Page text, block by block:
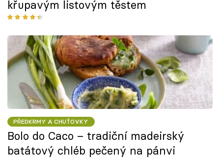
křupavým listovým těstem
PŘEDKRMY A CHUŤOVKY
Bolo do Caco – tradiční madeirský
batátový chléb pečený na pánvi